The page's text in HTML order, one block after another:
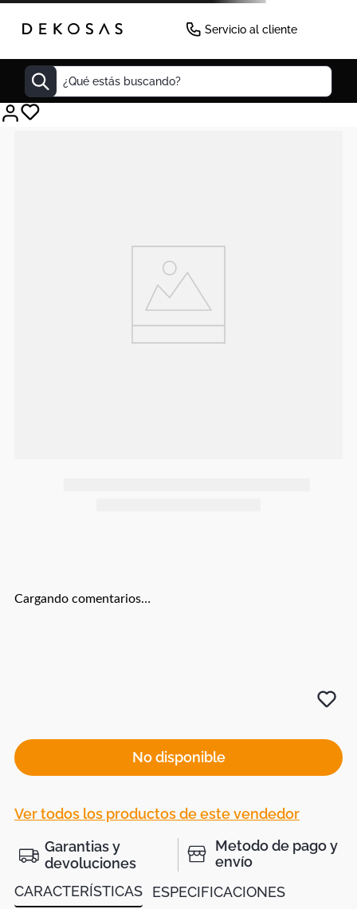
Servicio al cliente
¿Qué estás buscando?
Cargando comentarios…
No disponible
Ver todos los productos de este vendedor
Garantias y
devoluciones
Metodo de pago y
envío
CARACTERÍSTICAS
ESPECIFICACIONES